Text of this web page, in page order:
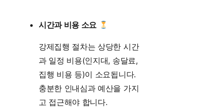
시간과 비용 소요
강제집행 절차는 상당한 시간
과 일정 비용(인지대, 송달료,
집행 비용 등)이 소요됩니다.
충분한 인내심과 예산을 가지
고 접근해야 합니다.